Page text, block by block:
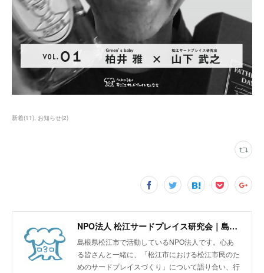
新着(11) お知らせ(2)
NPO法人 松江サードプレイス研究会｜島根県松江市
島根県松江市で活動しているNPO法人です。心あ
る皆さんと一緒に、「松江市における松江市民のた
めのサードプレイスづくり」について語り合い、行